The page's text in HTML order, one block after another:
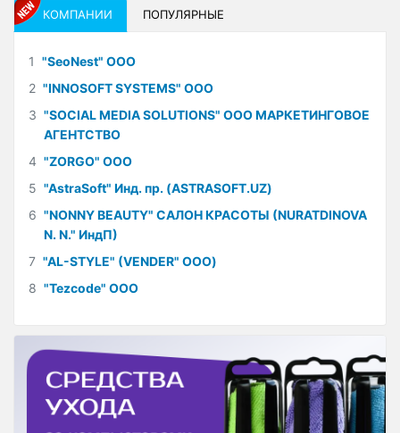
КОМПАНИИ ПОПУЛЯРНЫЕ
1 "SeoNest" ООО
2 "INNOSOFT SYSTEMS" ООО
3 "SOCIAL MEDIA SOLUTIONS" ООО МАРКЕТИНГОВОЕ
АГЕНТСТВО
4 "ZORGO" ООО
5 "AstraSoft" Инд. пр. (ASTRASOFT.UZ)
6 "NONNY BEAUTY" САЛОН КРАСОТЫ (NURATDINOVA
N. N." ИндП)
7 "AL-STYLE" (VENDER" ООО)
8 "Tezcode" ООО